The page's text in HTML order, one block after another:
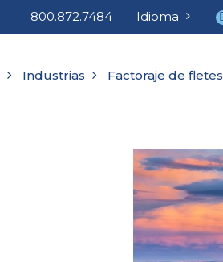
800.872.7484 Idioma
Industrias Factoraje de fletes